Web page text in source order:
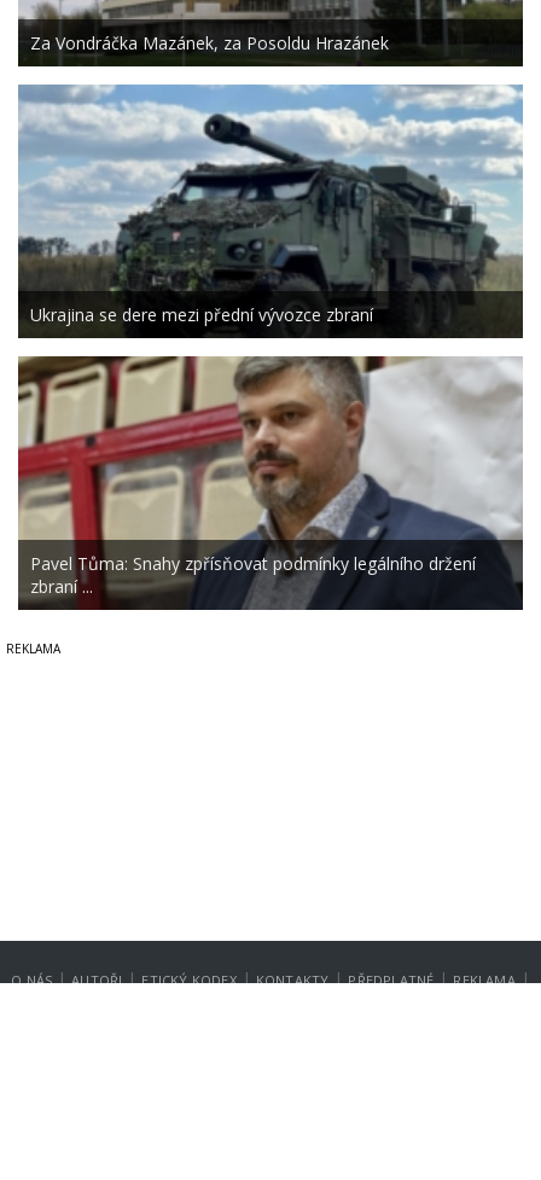
Za Vondráčka Mazánek, za Posoldu Hrazánek
Ukrajina se dere mezi přední vývozce zbraní
Pavel Tůma: Snahy zpřísňovat podmínky legálního držení
zbraní ...
O NÁS | AUTOŘI | ETICKÝ KODEX | KONTAKTY | PŘEDPLATNÉ | REKLAMA |